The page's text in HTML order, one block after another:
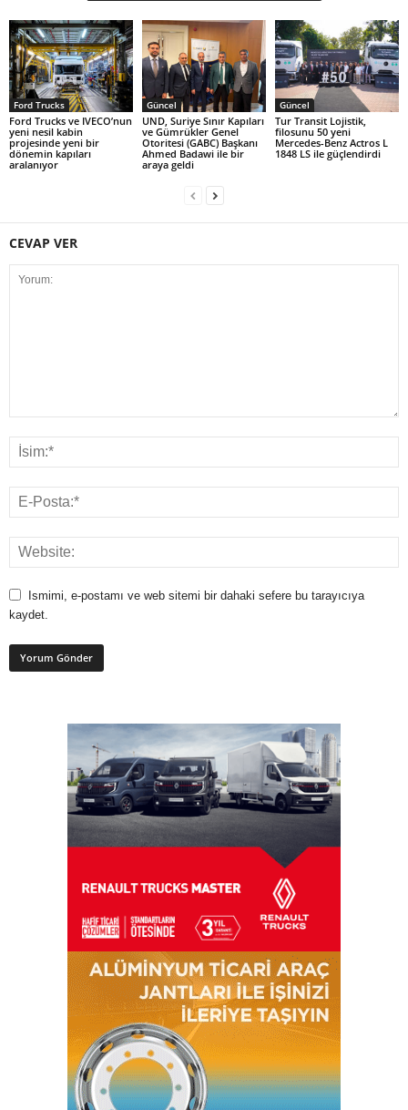
Ford Trucks
Ford Trucks ve IVECO’nun
yeni nesil kabin
projesinde yeni bir
dönemin kapıları
aralanıyor
Güncel
UND, Suriye Sınır Kapıları
ve Gümrükler Genel
Otoritesi (GABC) Başkanı
Ahmed Badawi ile bir
araya geldi
Güncel
Tur Transit Lojistik,
filosunu 50 yeni
Mercedes-Benz Actros L
1848 LS ile güçlendirdi
CEVAP VER
Ismimi, e-postamı ve web sitemi bir dahaki sefere bu tarayıcıya
kaydet.